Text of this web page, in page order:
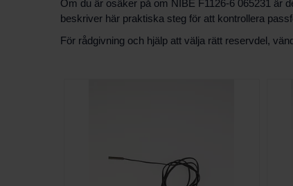
Om du är osäker på om NIBE F1126-6 065231 är
beskriver här praktiska steg för att kontrollera
För rådgivning och hjälp att välja rätt reservdel,